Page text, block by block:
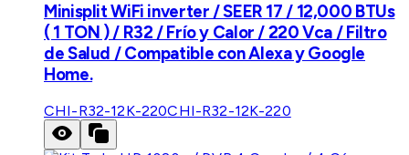
Minisplit WiFi inverter / SEER 17 / 12,000 BTUs
( 1 TON ) / R32 / Frío y Calor / 220 Vca / Filtro
de Salud / Compatible con Alexa y Google
Home.
CHI-R32-12K-220CHI-R32-12K-220